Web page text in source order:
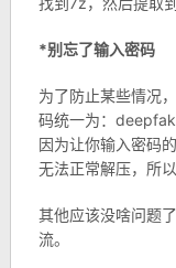
*别忘了输入密码
为了防止某些情况
码统一为：
因为让你输入密码
无法正常解压，所
其他应该没啥问题
流。